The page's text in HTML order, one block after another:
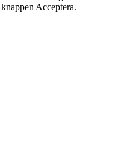
Acceptera.